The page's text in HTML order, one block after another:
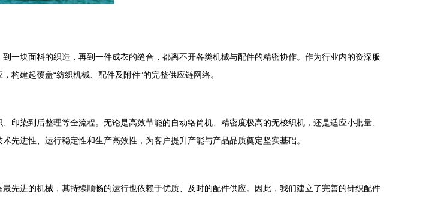
一块面料的织造，再到一件成衣的缝合，都离不开各类机械与配件的精密协作。作为行业内的资深服
建起覆盖“纺织机械、配件及附件”的完整供应链网络。
染到后整理等全流程。无论是高效节能的自动络筒机、精密度极高的无梭织机，还是适应小批量、
先进性、运行稳定性和生产高效性，为客户提升产能与产品品质奠定坚实基础。
先进的机械，其持续顺畅的运行也依赖于优质、及时的配件供应。因此，我们建立了完善的针织配件